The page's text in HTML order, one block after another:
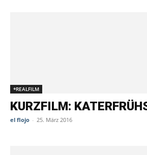
*REALFILM
KURZFILM:
el flojo - 25. März 2016